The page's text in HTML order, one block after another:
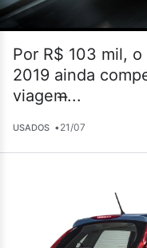
Por R$ 103 mil,
2019 ainda
viagem̶...
USADOS •21/07